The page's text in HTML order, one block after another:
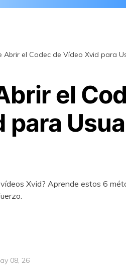
Más Soluciones
Abrir el Codec de Vídeo Xvid para
el
para
Xvid? Aprende estos 6
08, 26